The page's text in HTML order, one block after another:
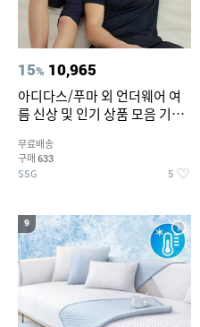
15% 10,965
아디다스/푸마 외 언더웨어 여
름 신상 및 인기 상품 모음 기획
무료배송
구매 633
SSG 5
9